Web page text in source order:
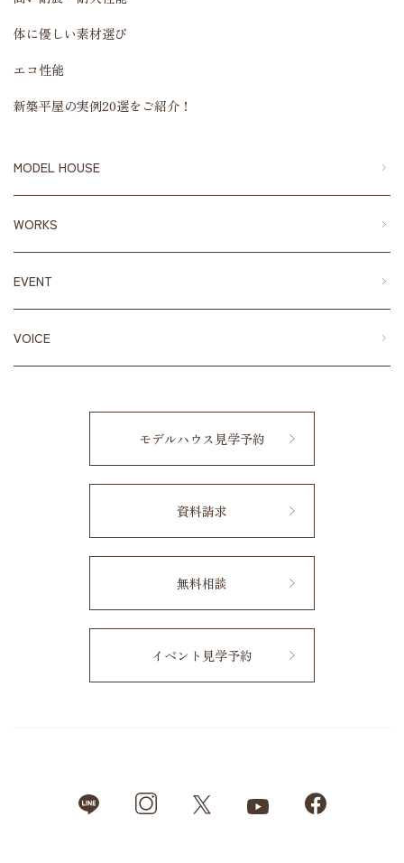
体に優しい素材選び
エコ性能
新築平屋の実例20選をご紹介！
MODEL HOUSE
WORKS
EVENT
VOICE
モデルハウス見学予約
資料請求
無料相談
イベント見学予約